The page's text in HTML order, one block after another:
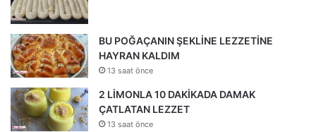
BU POĞAÇANIN ŞEKLİNE LEZZETİNE
HAYRAN KALDIM
13 saat önce
2 LİMONLA 10 DAKİKADA DAMAK
ÇATLATAN LEZZET
13 saat önce